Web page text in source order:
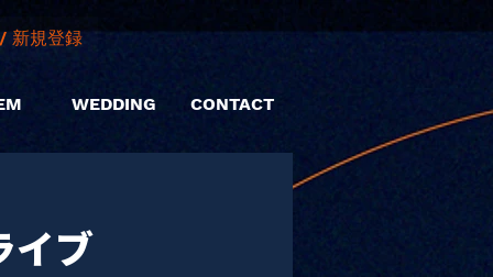
新規登録
WEDDING CONTACT
イブ